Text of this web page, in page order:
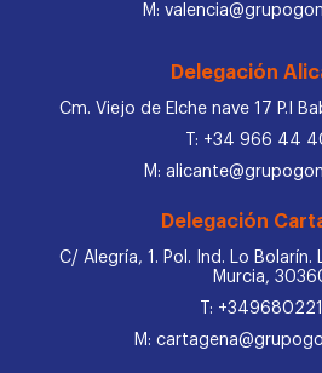
M:
Delegación
Cm. Viejo de Elche nave 17 P.I
T: +34 966 44
M:
Delegación
C/ Alegría, 1. Pol. Ind. Lo Bolarín.
Murcia,
T:
M: